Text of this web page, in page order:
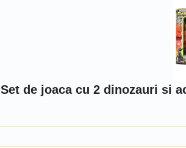
Set de joaca cu 2 dinozauri si